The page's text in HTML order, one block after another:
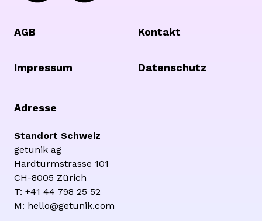
AGB Kontakt
Impressum Datenschutz
Adresse
Standort Schweiz
getunik ag
Hardturmstrasse 101
CH-8005 Zürich
T: +41 44 798 25 52
M: hello@getunik.com